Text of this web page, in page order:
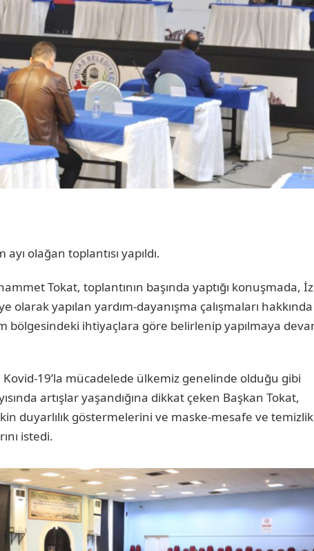
olağan toplantısı yapıldı.
Tokat, toplantının başında yaptığı konuşmada,
olarak yapılan yardım-dayanışma çalışmaları
bölgesindeki ihtiyaçlara göre belirlenip yapılmaya
19’la mücadelede ülkemiz genelinde olduğu gibi
artışlar yaşandığına dikkat çeken Başkan Tokat,
duyarlılık göstermelerini ve maske-mesafe ve temizlik
istedi.